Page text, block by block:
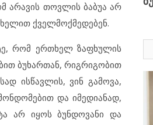
არავის თოვლის ბაბუა არ
ქველმოქმედებენ.
რომ ერთხელ ზაფხულის
ბუხართან, რიგრიგობით
ისწავლის, ვინ გამოვა,
და იმედიანად,
არ იყოს ბუნდოვანი და